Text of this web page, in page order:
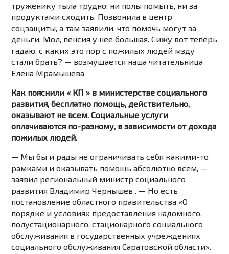
труженику тыла трудно: ни полы помыть, ни за
продуктами сходить. Позвонила в центр
соцзащиты, а там заявили, что помочь могут за
деньги. Мол, пенсия у нее большая. Сижу вот теперь
гадаю, с каких это пор с пожилых людей мзду
стали брать? — возмущается наша читательница
Елена Мрамышева.
Как пояснили « КП » в министерстве социального
развития, бесплатно помощь, действительно,
оказывают не всем. Социальные услуги
оплачиваются по-разному, в зависимости от дохода
пожилых людей.
— Мы бы и рады не ограничивать себя какими-то
рамками и оказывать помощь абсолютно всем, —
заявил региональный министр социального
развития Владимир Чернышев . — Но есть
постановление областного правительства «О
порядке и условиях предоставления надомного,
полустационарного, стационарного социального
обслуживания в государственных учреждениях
социального обслуживания Саратовской области».